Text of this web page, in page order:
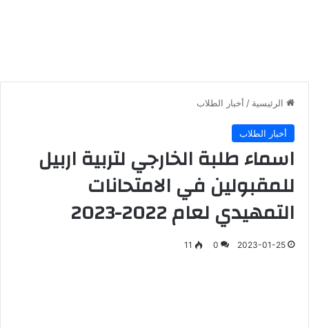
الرئيسية / أخبار الطلاب
أخبار الطلاب
اسماء طلبة الخارجي لتربية اربيل
للمقبولين في الامتحانات
التمهيدي لعام 2022-2023
2023-01-25
0
11